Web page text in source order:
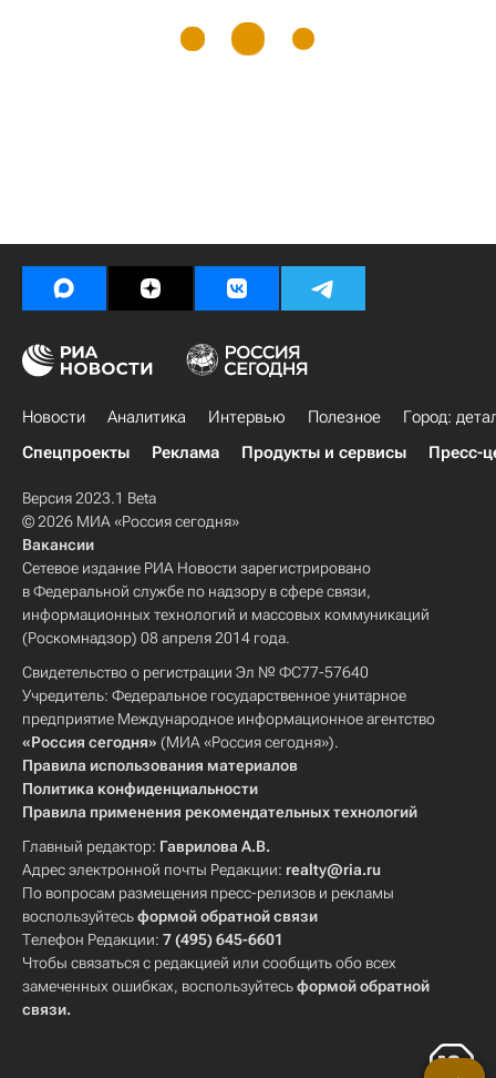
Новости Аналитика Интервью Полезное
Город:
Спецпроекты
Реклама Продукты и сервисы Пресс-
Версия 2023.1 Beta
© 2026 МИА «Россия сегодня»
Вакансии
Сетевое издание РИА Новости зарегистрировано
в Федеральной службе по надзору в сфере связи,
информационных технологий и массовых коммуникаций
(Роскомнадзор) 08 апреля 2014 года.
Свидетельство о регистрации Эл № ФС77-57640
Учредитель: Федеральное государственное унитарное
предприятие Международное информационное агентство
«Россия сегодня» (МИА «Россия сегодня»).
Правила использования материалов
Политика конфиденциальности
Правила применения рекомендательных технологий
Главный редактор: Гаврилова А.В.
Адрес электронной почты Редакции: realty@ria.ru
По вопросам размещения пресс-релизов и рекламы
воспользуйтесьформой обратной связи
Телефон Редакции: 7 (495) 645-6601
Чтобы связаться с редакцией или сообщить обо всех
замеченных ошибках, воспользуйтесьформой обратной
связи.